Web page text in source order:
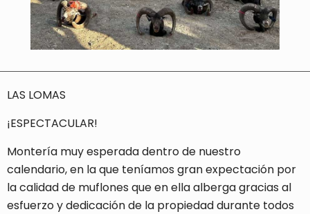
LAS LOMAS
¡ESPECTACULAR!
Montería muy esperada dentro de nuestro
calendario, en la que teníamos gran expectación por
la calidad de muflones que en ella alberga gracias al
esfuerzo y dedicación de la propiedad durante todos